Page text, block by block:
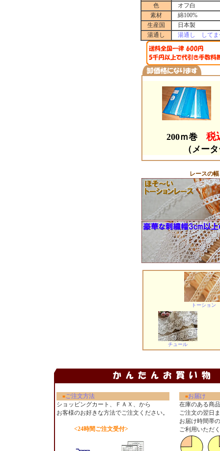
色
オフ白
素材
綿100%
生産国
日本製
湯通し
湯通し してま
200ｍ巻 税
（メー
レースの
トーション
チュール
■ご注文方法 ■お届け
ショッピングカート、ＦＡＸ、から
お客様のお好きな方法でご注文ください。
<24時間ご注文受付>
在庫のある商
ご注文の翌日
お届け時間帯
ご利用いただ